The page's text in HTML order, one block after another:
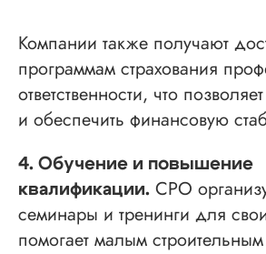
Компании также получают
программам страхования
ответственности, что
и обеспечить финансовую
4. Обучение и повышение
квалификации. СРО
семинары и тренинги для
помогает малым